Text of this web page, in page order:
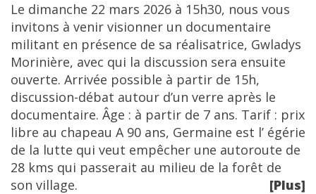
Le dimanche 22 mars 2026 à 15h30, nous vous
invitons à venir visionner un documentaire
militant en présence de sa réalisatrice, Gwladys
Morinière, avec qui la discussion sera ensuite
ouverte. Arrivée possible à partir de 15h,
discussion-débat autour d’un verre après le
documentaire. Âge : à partir de 7 ans. Tarif : prix
libre au chapeau A 90 ans, Germaine est l’ égérie
de la lutte qui veut empêcher une autoroute de
28 kms qui passerait au milieu de la forêt de
son village.
[Plus]